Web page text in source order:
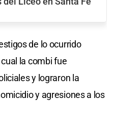
de lo ocurrido
la combi fue
y lograron la
y agresiones a los